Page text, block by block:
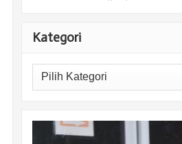
Kategori
Kategori